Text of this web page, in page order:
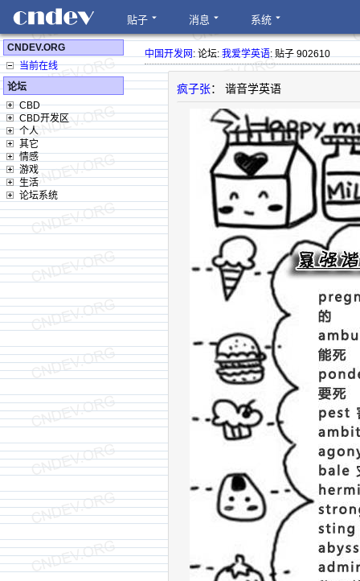
贴子 消息 系统
CNDEV.ORG
当前在线
论坛
CBD
CBD开发区
个人
其它
情感
游戏
生活
论坛系统
中国开发网: 论坛:我爱学英语: 贴子 902610
疯子张： 谐音学英语